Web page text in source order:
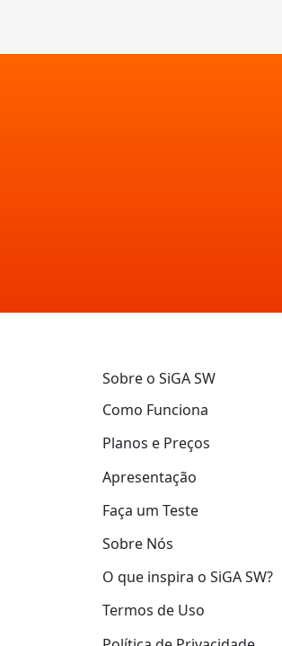
Sobre o SiGA SW
Como Funciona
Planos e Preços
Apresentação
Faça um Teste
Sobre Nós
O que inspira o SiGA SW?
Termos de Uso